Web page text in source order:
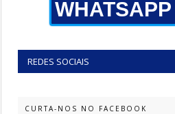
WHATSAPP
REDES SOCIAIS
CURTA-NOS NO FACEBOOK